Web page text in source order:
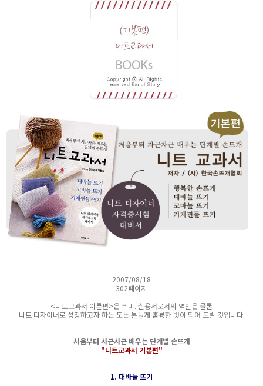
2007/08/18
302페이지
<니트교과서 이론편>은 취미. 실용서로서의 역할은 물론
니트 디자이너로 성장하고자 하는 모든 분들게 훌륭한 벗이 되어 드릴 것입니다.
처음부터 차근차근 배우는 단계별 손뜨개
"니트교과서 기본편"
1. 대바늘 뜨기